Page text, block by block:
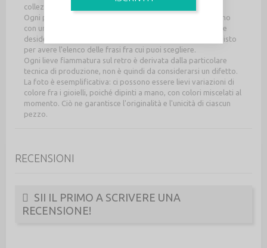
collezione in edizione limitata Light Wood.
Ogni paio di orecchini viene confezionato con un cartoncino
con un messaggio speciale con una breve frase poetica. Se
desideri scegliere il tuo messaggio contattaci dopo l'acquisto
per avere l'elenco delle frasi fra cui puoi scegliere.
Ogni lieve fiammatura sul retro è derivata dalla particolare
tecnica di produzione, non è quindi da considerarsi un difetto.
La foto è esemplificativa: ci possono essere lievi variazioni di
colore fra i gioielli, poiché dipinti a mano, con colori miscelati al
momento. Ciò ne garantisce l'originalità e l'unicità di ciascun
pezzo.
RECENSIONI
SII IL PRIMO A SCRIVERE UNA
RECENSIONE!